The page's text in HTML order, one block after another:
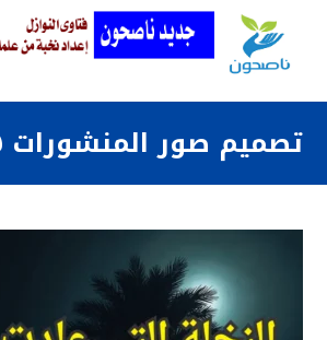
تصميم صور المنشورات ٥